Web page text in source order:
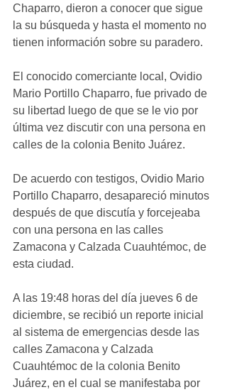
Chaparro, dieron a conocer que sigue
la su búsqueda y hasta el momento no
tienen información sobre su paradero.
El conocido comerciante local, Ovidio
Mario Portillo Chaparro, fue privado de
su libertad luego de que se le vio por
última vez discutir con una persona en
calles de la colonia Benito Juárez.
De acuerdo con testigos, Ovidio Mario
Portillo Chaparro, desapareció minutos
después de que discutía y forcejeaba
con una persona en las calles
Zamacona y Calzada Cuauhtémoc, de
esta ciudad.
A las 19:48 horas del día jueves 6 de
diciembre, se recibió un reporte inicial
al sistema de emergencias desde las
calles Zamacona y Calzada
Cuauhtémoc de la colonia Benito
Juárez, en el cual se manifestaba por